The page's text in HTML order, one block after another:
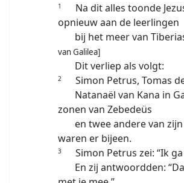
1
Na dit alles toonde
opnieuw aan de leerlingen
bij het meer van
van Galilea]
Dit verliep als volgt:
2
Simon Petrus, Tomas
Natanaël van Kana in
zonen van Zebedeüs
en twee andere van
waren er bijeen.
3
Simon Petrus zei: “Ik ga
En zij antwoordden: